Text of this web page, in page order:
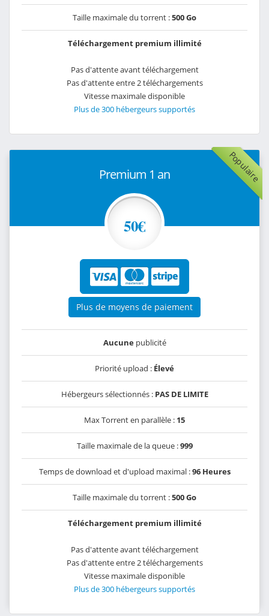
Taille maximale du torrent :500 Go
Téléchargement premium illimité
Pas d'attente avant téléchargement
Pas d'attente entre 2 téléchargements
Vitesse maximale disponible
Plus de 300 hébergeurs supportés
Populaire
Premium 1 an
50€
Plus de moyens de paiement
Aucunepublicité
Priorité upload : Élevé
Hébergeurs sélectionnés : PAS DE LIMITE
Max Torrent en parallèle : 15
Taille maximale de la queue :999
Temps de download et d'upload maximal :96 Heures
Taille maximale du torrent :500 Go
Téléchargement premium illimité
Pas d'attente avant téléchargement
Pas d'attente entre 2 téléchargements
Vitesse maximale disponible
Plus de 300 hébergeurs supportés